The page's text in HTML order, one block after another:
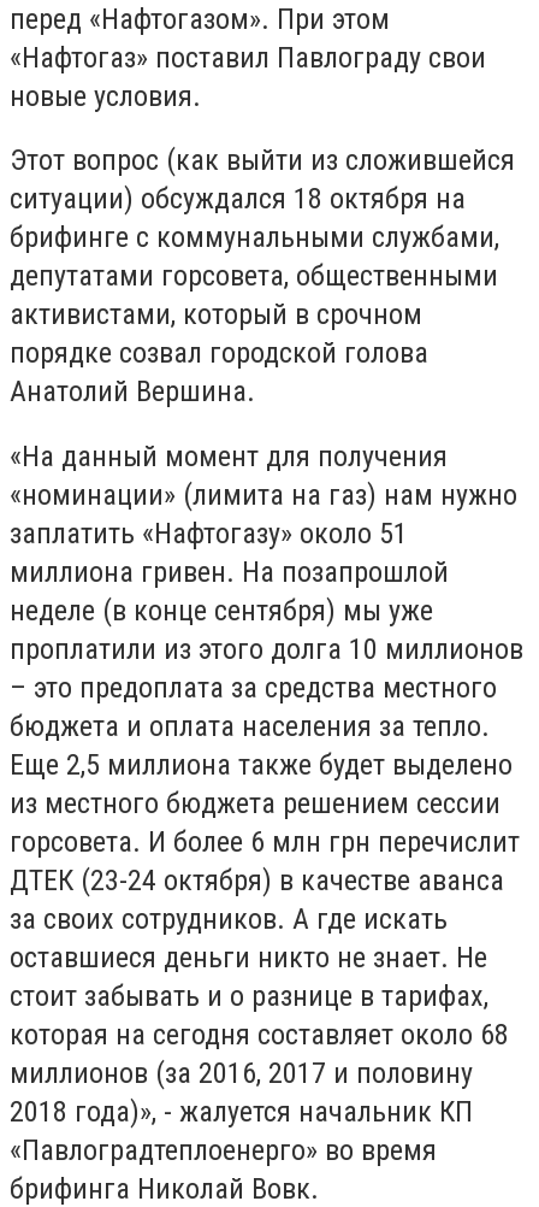
перед «Нафтогазом». При этом
«Нафтогаз» поставил Павлограду свои
новые условия.
Этот вопрос (как выйти из сложившейся
ситуации) обсуждался 18 октября на
брифинге с коммунальными службами,
депутатами горсовета, общественными
активистами, который в срочном
порядке созвал городской голова
Анатолий Вершина.
«На данный момент для получения
«номинации» (лимита на газ) нам нужно
заплатить «Нафтогазу» около 51
миллиона гривен. На позапрошлой
неделе (в конце сентября) мы уже
проплатили из этого долга 10 миллионов
– это предоплата за средства местного
бюджета и оплата населения за тепло.
Еще 2,5 миллиона также будет выделено
из местного бюджета решением сессии
горсовета. И более 6 млн грн перечислит
ДТЕК (23-24 октября) в качестве аванса
за своих сотрудников. А где искать
оставшиеся деньги никто не знает. Не
стоит забывать и о разнице в тарифах,
которая на сегодня составляет около 68
миллионов (за 2016, 2017 и половину
2018 года)», - жалуется начальник КП
«Павлоградтеплоенерго» во время
брифинга Николай Вовк.